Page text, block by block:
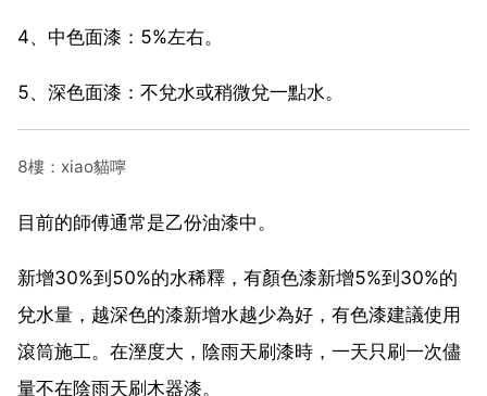
4、中色面漆：5%左右。
5、深色面漆：不兌水或稍微兌一點水。
8樓：xiao貓嚀
目前的師傅通常是乙份油漆中。
新增30%到50%的水稀釋，有顏色漆新增5%到30%的
兌水量，越深色的漆新增水越少為好，有色漆建議使用
滾筒施工。在溼度大，陰雨天刷漆時，一天只刷一次儘
量不在陰雨天刷木器漆。